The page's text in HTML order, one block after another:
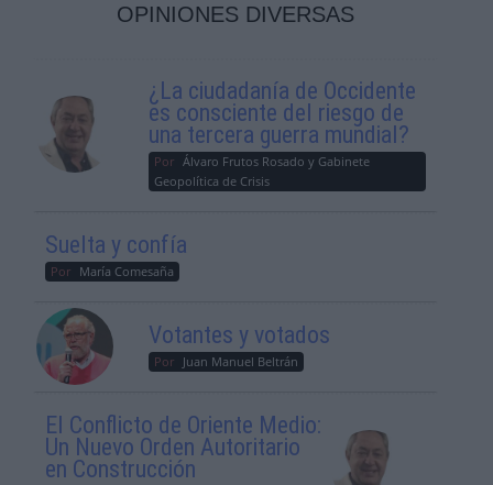
OPINIONES DIVERSAS
¿La ciudadanía de Occidente
es consciente del riesgo de
una tercera guerra mundial?
Por Álvaro Frutos Rosado y Gabinete
Geopolítica de Crisis
Suelta y confía
Por María Comesaña
Votantes y votados
Por Juan Manuel Beltrán
El Conflicto de Oriente Medio:
Un Nuevo Orden Autoritario
en Construcción